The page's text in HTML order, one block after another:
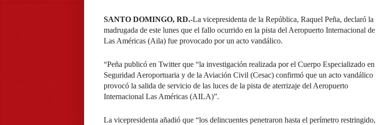
SANTO DOMINGO, RD.-La vicepresidenta de la República, Raquel Peña, declaró la
madrugada de este lunes que el fallo ocurrido en la pista del Aeropuerto Internacional de
Las Américas (Aila) fue provocado por un acto vandálico.
“Peña publicó en Twitter que “la investigación realizada por el Cuerpo Especializado en
Seguridad Aeroportuaria y de la Aviación Civil (Cesac) confirmó que un acto vandálico
provocó la salida de servicio de las luces de la pista de aterrizaje del Aeropuerto
Internacional Las Américas (AILA)”.
La vicepresidenta añadió que “los delincuentes penetraron hasta el perímetro restringido,